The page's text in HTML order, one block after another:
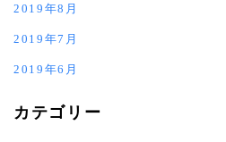
2019年8月
2019年7月
2019年6月
カテゴリー